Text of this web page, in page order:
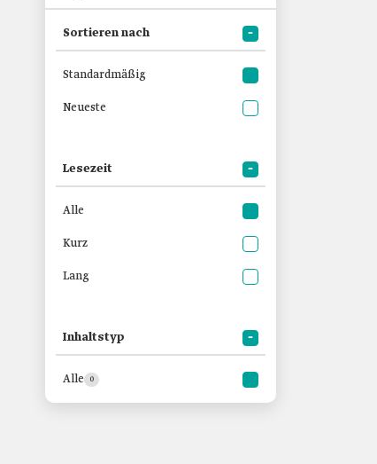
Sortieren nach
Standardmäßig
Neueste
Lesezeit
Alle
Kurz
Lang
Inhaltstyp
Alle 0